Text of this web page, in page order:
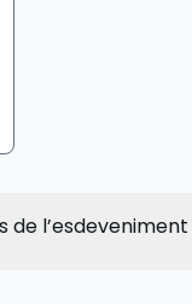
de l’esdeveniment